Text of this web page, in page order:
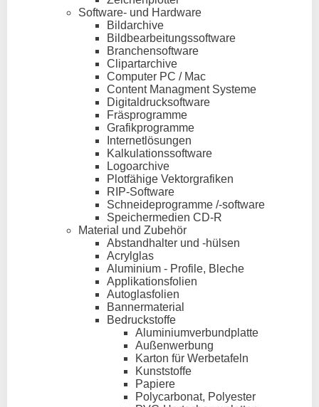
Software- und Hardware
Bildarchive
Bildbearbeitungssoftware
Branchensoftware
Clipartarchive
Computer PC / Mac
Content Managment Systeme
Digitaldrucksoftware
Fräsprogramme
Grafikprogramme
Internetlösungen
Kalkulationssoftware
Logoarchive
Plotfähige Vektorgrafiken
RIP-Software
Schneideprogramme /-software
Speichermedien CD-R
Material und Zubehör
Abstandhalter und -hülsen
Acrylglas
Aluminium - Profile, Bleche
Applikationsfolien
Autoglasfolien
Bannermaterial
Bedruckstoffe
Aluminiumverbundplatte
Außenwerbung
Karton für Werbetafeln
Kunststoffe
Papiere
Polycarbonat, Polyester